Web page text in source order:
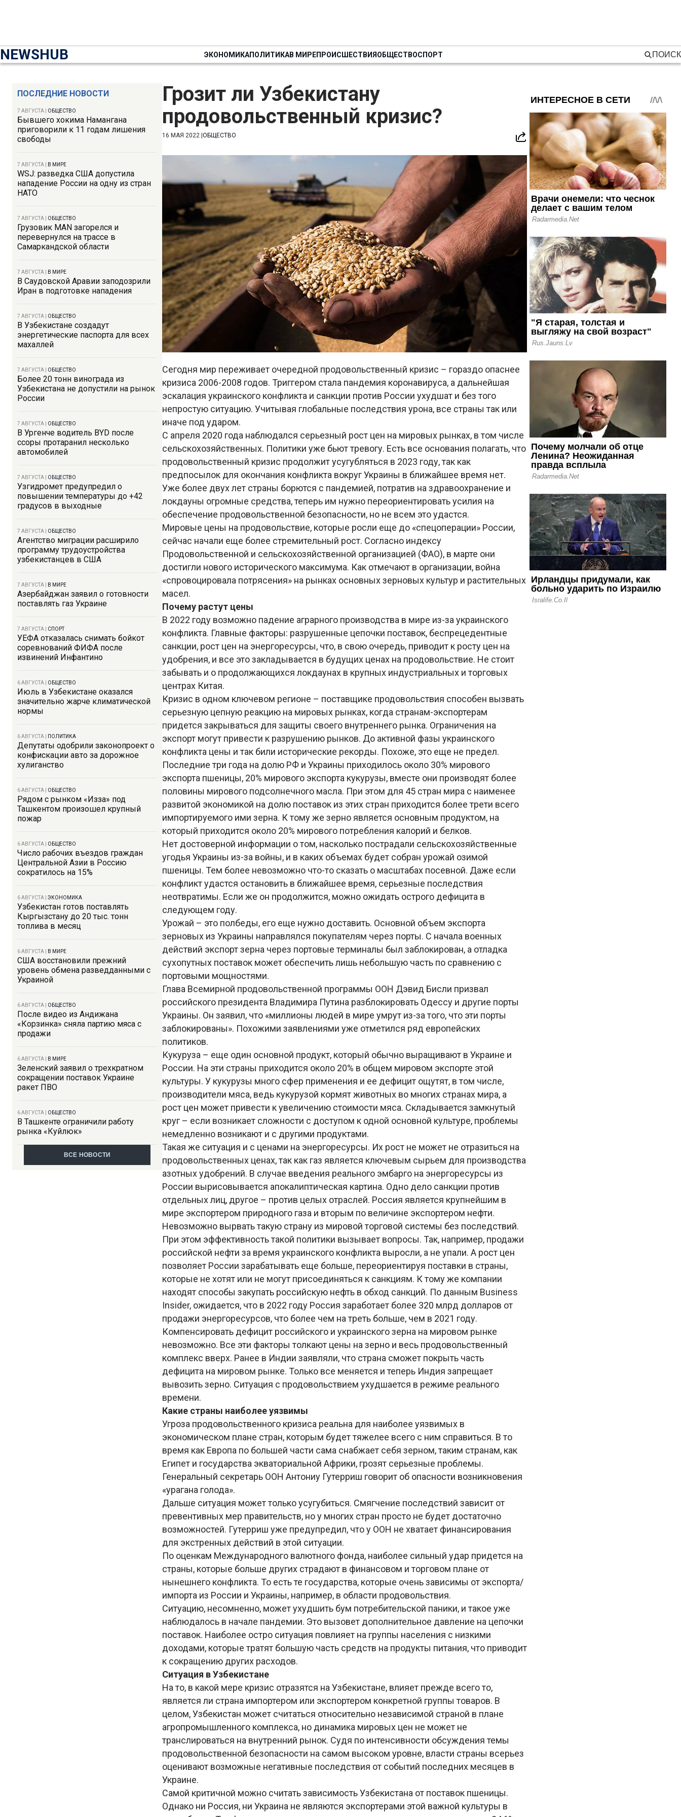
NEWSHUB ЭКОНОМИКАПОЛИТИКАВ МИРЕПРОИСШЕСТВИЯОБЩЕСТВОСПОРТ ПОИСК
ПОСЛЕДНИЕ НОВОСТИ
7 АВГУСТА ОБЩЕСТВО
Бывшего хокима Намангана
приговорили к 11 годам лишения
свободы
7 АВГУСТА В МИРЕ
WSJ: разведка США допустила
нападение России на одну из стран
НАТО
7 АВГУСТА ОБЩЕСТВО
Грузовик MAN загорелся и
перевернулся на трассе в
Самаркандской области
7 АВГУСТА В МИРЕ
В Саудовской Аравии заподозрили
Иран в подготовке нападения
7 АВГУСТА ОБЩЕСТВО
В Узбекистане создадут
энергетические паспорта для всех
махаллей
7 АВГУСТА ОБЩЕСТВО
Более 20 тонн винограда из
Узбекистана не допустили на рынок
России
7 АВГУСТА ОБЩЕСТВО
В Ургенче водитель BYD после
ссоры протаранил несколько
автомобилей
7 АВГУСТА ОБЩЕСТВО
Узгидромет предупредил о
повышении температуры до +42
градусов в выходные
7 АВГУСТА ОБЩЕСТВО
Агентство миграции расширило
программу трудоустройства
узбекистанцев в США
7 АВГУСТА В МИРЕ
Азербайджан заявил о готовности
поставлять газ Украине
7 АВГУСТА СПОРТ
УЕФА отказалась снимать бойкот
соревнований ФИФА после
извинений Инфантино
6 АВГУСТА ОБЩЕСТВО
Июль в Узбекистане оказался
значительно жарче климатической
нормы
6 АВГУСТА ПОЛИТИКА
Депутаты одобрили законопроект о
конфискации авто за дорожное
хулиганство
6 АВГУСТА ОБЩЕСТВО
Рядом с рынком «Изза» под
Ташкентом произошел крупный
пожар
6 АВГУСТА ОБЩЕСТВО
Число рабочих въездов граждан
Центральной Азии в Россию
сократилось на 15%
6 АВГУСТА ЭКОНОМИКА
Узбекистан готов поставлять
Кыргызстану до 20 тыс. тонн
топлива в месяц
6 АВГУСТА В МИРЕ
США восстановили прежний
уровень обмена разведданными с
Украиной
6 АВГУСТА ОБЩЕСТВО
После видео из Андижана
«Корзинка» сняла партию мяса с
продажи
6 АВГУСТА В МИРЕ
Зеленский заявил о трехкратном
сокращении поставок Украине
ракет ПВО
6 АВГУСТА ОБЩЕСТВО
В Ташкенте ограничили работу
рынка «Куйлюк»
ВСЕ НОВОСТИ
Грозит ли Узбекистану
продовольственный кризис?
16 МАЯ 2022 ОБЩЕСТВО
Сегодня мир переживает очередной продовольственный кризис – гораздо опаснее
кризиса 2006-2008 годов. Триггером стала пандемия коронавируса, а дальнейшая
эскалация украинского конфликта и санкции против России ухудшат и без того
непростую ситуацию. Учитывая глобальные последствия урона, все страны так или
иначе под ударом.
С апреля 2020 года наблюдался серьезный рост цен на мировых рынках, в том числе
сельскохозяйственных. Политики уже бьют тревогу. Есть все основания полагать, что
продовольственный кризис продолжит усугубляться в 2023 году, так как
предпосылок для окончания конфликта вокруг Украины в ближайшее время нет.
Уже более двух лет страны борются с пандемией, потратив на здравоохранение и
локдауны огромные средства, теперь им нужно переориентировать усилия на
обеспечение продовольственной безопасности, но не всем это удастся.
Мировые цены на продовольствие, которые росли еще до «спецоперации» России,
сейчас начали еще более стремительный рост. Согласно индексу
Продовольственной и сельскохозяйственной организацией (ФАО), в марте они
достигли нового исторического максимума. Как отмечают в организации, война
«спровоцировала потрясения» на рынках основных зерновых культур и растительных
масел.
Почему растут цены
В 2022 году возможно падение аграрного производства в мире из-за украинского
конфликта. Главные факторы: разрушенные цепочки поставок, беспрецедентные
санкции, рост цен на энергоресурсы, что, в свою очередь, приводит к росту цен на
удобрения, и все это закладывается в будущих ценах на продовольствие. Не стоит
забывать и о продолжающихся локдаунах в крупных индустриальных и торговых
центрах Китая.
Кризис в одном ключевом регионе – поставщике продовольствия способен вызвать
серьезную цепную реакцию на мировых рынках, когда странам-экспортерам
придется закрываться для защиты своего внутреннего рынка. Ограничения на
экспорт могут привести к разрушению рынков. До активной фазы украинского
конфликта цены и так били исторические рекорды. Похоже, это еще не предел.
Последние три года на долю РФ и Украины приходилось около 30% мирового
экспорта пшеницы, 20% мирового экспорта кукурузы, вместе они производят более
половины мирового подсолнечного масла. При этом для 45 стран мира с наименее
развитой экономикой на долю поставок из этих стран приходится более трети всего
импортируемого ими зерна. К тому же зерно является основным продуктом, на
который приходится около 20% мирового потребления калорий и белков.
Нет достоверной информации о том, насколько пострадали сельскохозяйственные
угодья Украины из-за войны, и в каких объемах будет собран урожай озимой
пшеницы. Тем более невозможно что-то сказать о масштабах посевной. Даже если
конфликт удастся остановить в ближайшее время, серьезные последствия
неотвратимы. Если же он продолжится, можно ожидать острого дефицита в
следующем году.
Урожай – это полбеды, его еще нужно доставить. Основной объем экспорта
зерновых из Украины направлялся покупателям через порты. С начала военных
действий экспорт зерна через портовые терминалы был заблокирован, а отладка
сухопутных поставок может обеспечить лишь небольшую часть по сравнению с
портовыми мощностями.
Глава Всемирной продовольственной программы ООН Дэвид Бисли призвал
российского президента Владимира Путина разблокировать Одессу и другие порты
Украины. Он заявил, что «миллионы людей в мире умрут из-за того, что эти порты
заблокированы». Похожими заявлениями уже отметился ряд европейских
политиков.
Кукуруза – еще один основной продукт, который обычно выращивают в Украине и
России. На эти страны приходится около 20% в общем мировом экспорте этой
культуры. У кукурузы много сфер применения и ее дефицит ощутят, в том числе,
производители мяса, ведь кукурузой кормят животных во многих странах мира, а
рост цен может привести к увеличению стоимости мяса. Складывается замкнутый
круг – если возникает сложности с доступом к одной основной культуре, проблемы
немедленно возникают и с другими продуктами.
Такая же ситуация и с ценами на энергоресурсы. Их рост не может не отразиться на
продовольственных ценах, так как газ является ключевым сырьем для производства
азотных удобрений. В случае введения реального эмбарго на энергоресурсы из
России вырисовывается апокалиптическая картина. Одно дело санкции против
отдельных лиц, другое – против целых отраслей. Россия является крупнейшим в
мире экспортером природного газа и вторым по величине экспортером нефти.
Невозможно вырвать такую страну из мировой торговой системы без последствий.
При этом эффективность такой политики вызывает вопросы. Так, например, продажи
российской нефти за время украинского конфликта выросли, а не упали. А рост цен
позволяет России зарабатывать еще больше, переориентируя поставки в страны,
которые не хотят или не могут присоединяться к санкциям. К тому же компании
находят способы закупать российскую нефть в обход санкций. По данным Business
Insider, ожидается, что в 2022 году Россия заработает более 320 млрд долларов от
продажи энергоресурсов, что более чем на треть больше, чем в 2021 году.
Компенсировать дефицит российского и украинского зерна на мировом рынке
невозможно. Все эти факторы толкают цены на зерно и весь продовольственный
комплекс вверх. Ранее в Индии заявляли, что страна сможет покрыть часть
дефицита на мировом рынке. Только все меняется и теперь Индия запрещает
вывозить зерно. Ситуация с продовольствием ухудшается в режиме реального
времени.
Какие страны наиболее уязвимы
Угроза продовольственного кризиса реальна для наиболее уязвимых в
экономическом плане стран, которым будет тяжелее всего с ним справиться. В то
время как Европа по большей части сама снабжает себя зерном, таким странам, как
Египет и государства экваториальной Африки, грозят серьезные проблемы.
Генеральный секретарь ООН Антониу Гутерриш говорит об опасности возникновения
«урагана голода».
Дальше ситуация может только усугубиться. Смягчение последствий зависит от
превентивных мер правительств, но у многих стран просто не будет достаточно
возможностей. Гутерриш уже предупредил, что у ООН не хватает финансирования
для экстренных действий в этой ситуации.
По оценкам Международного валютного фонда, наиболее сильный удар придется на
страны, которые больше других страдают в финансовом и торговом плане от
нынешнего конфликта. То есть те государства, которые очень зависимы от экспорта/
импорта из России и Украины, например, в области продовольствия.
Ситуацию, несомненно, может ухудшить бум потребительской паники, и такое уже
наблюдалось в начале пандемии. Это вызовет дополнительное давление на цепочки
поставок. Наиболее остро ситуация повлияет на группы населения с низкими
доходами, которые тратят большую часть средств на продукты питания, что приводит
к сокращению других расходов.
Ситуация в Узбекистане
На то, в какой мере кризис отразятся на Узбекистане, влияет прежде всего то,
является ли страна импортером или экспортером конкретной группы товаров. В
целом, Узбекистан может считаться относительно независимой страной в плане
агропромышленного комплекса, но динамика мировых цен не может не
транслироваться на внутренний рынок. Судя по интенсивности обсуждения темы
продовольственной безопасности на самом высоком уровне, власти страны всерьез
оценивают возможные негативные последствия от событий последних месяцев в
Украине.
Самой критичной можно считать зависимость Узбекистана от поставок пшеницы.
Однако ни Россия, ни Украина не являются экспортерами этой важной культуры в